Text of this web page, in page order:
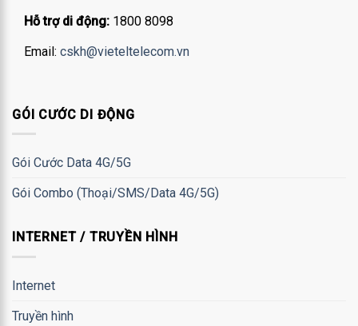
Hỗ trợ di động: 1800 8098
Email: cskh@vieteltelecom.vn
GÓI CƯỚC DI ĐỘNG
Gói Cước Data 4G/5G
Gói Combo (Thoại/SMS/Data 4G/5G)
INTERNET / TRUYỀN HÌNH
Internet
Truyền hình